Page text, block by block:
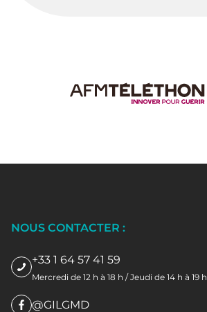
NOUS CONTACTER :
+33 1 64 57 41 59
Mercredi de 12 h à 18 h / Jeudi de 14 h à 19 h
@GILGMD